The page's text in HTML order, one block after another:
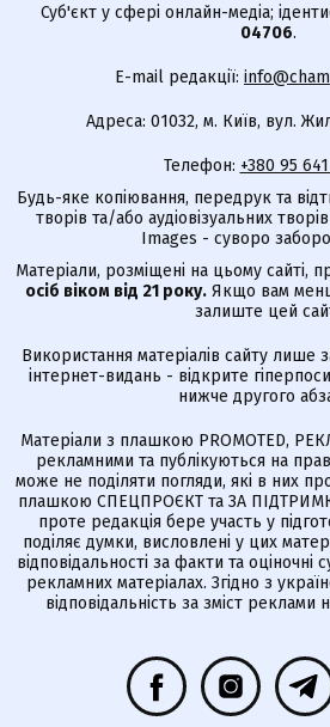
Суб'єкт у сфері онлайн-медіа;
04706.
E-mail редакції:
Адреса: 01032, м. Київ, вул.
Телефон: +380 95
Будь-яке копіювання, передрук та
творів та/або аудіовізуальних
Images - суворо
Матеріали, розміщені на цьому сайті,
осіб віком від 21 року. Якщо вам
залиште цей
Використання матеріалів сайту лише
інтернет-видань - відкрите
нижче другого
Матеріали з плашкою PROMOTED,
рекламними та публікуються на
може не поділяти погляди, які в них
плашкою СПЕЦПРОЄКТ та ЗА
проте редакція бере участь у
поділяє думки, висловлені у цих
відповідальності за факти та
рекламних матеріалах. Згідно з
відповідальність за зміст